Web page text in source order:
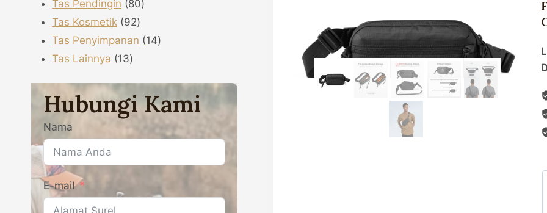
Tas Pendingin 8080
Tas Kosmetik 9292
produk
Tas Penyimpanan 1414
Tas Lainnya 1313
Hubungi Kami
Nama
E-mail